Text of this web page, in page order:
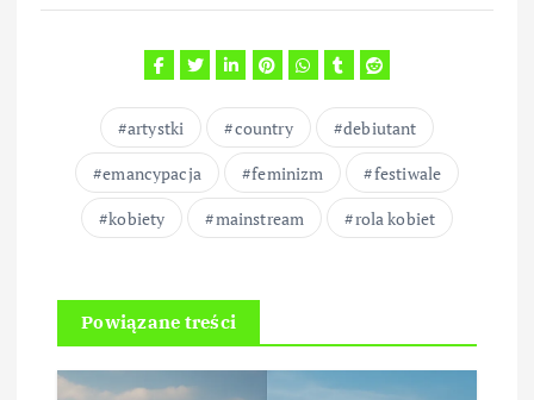
artystki country
debiutant
emancypacja
feminizm
festiwale
kobiety
mainstream rola kobiet
Powiązane treści